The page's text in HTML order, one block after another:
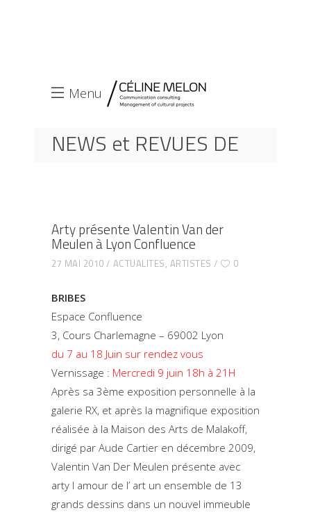
Menu
NEWS et REVUES DE
LYON CONFLUENCE
Arty présente Valentin Van der
Meulen à Lyon Confluence
27 MAI 2010 ACTUALITES, ARTISTES 0
BRIBES
Espace Confluence
3, Cours Charlemagne – 69002 Lyon
du 7 au 18 Juin sur rendez vous
Vernissage : Mercredi 9 juin 18h à 21H
Après sa 3ème exposition personnelle à la
galerie RX, et après la magnifique exposition
réalisée à la Maison des Arts de Malakoff,
dirigé par Aude Cartier en décembre 2009,
Valentin Van Der Meulen présente avec
arty l amour de l’ art un ensemble de 13
grands dessins dans un nouvel immeuble